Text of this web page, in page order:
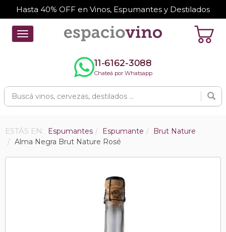
Hasta 40% OFF en Vinos, Espumantes y Destilados
Toggle
navigation
11-6162-3088
Chateá por Whatsapp
ESTÁS EN: Espumantes Espumante
Brut Nature
Alma Negra Brut Nature Rosé